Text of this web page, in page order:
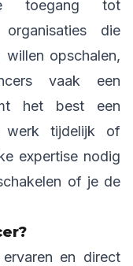
toegang tot
die
opschalen,
vaak een
het best een
werk tijdelijk of
expertise nodig
of je de
en direct